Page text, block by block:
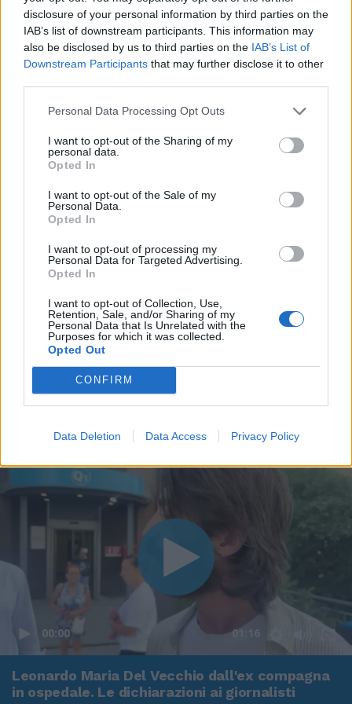
disclosure of your personal information by third parties on the
IAB’s list of downstream participants. This information may
also be disclosed by us to third parties on the IAB’s List of
Downstream Participants that may further disclose it to other
Personal Data Processing Opt Outs
I want to opt-out of the Sharing of my
personal data.
Opted In
I want to opt-out of the Sale of my
Personal Data.
Opted In
I want to opt-out of processing my
Personal Data for Targeted Advertising.
Opted In
I want to opt-out of Collection, Use,
Retention, Sale, and/or Sharing of my
Personal Data that Is Unrelated with the
Purposes for which it was collected.
Opted Out
CONFIRM
Data Deletion Data Access Privacy Policy
00:00 01:16
Leonardo Maria Del Vecchio dall'ex compagna
in ospedale. Le dichiarazioni ai giornalisti